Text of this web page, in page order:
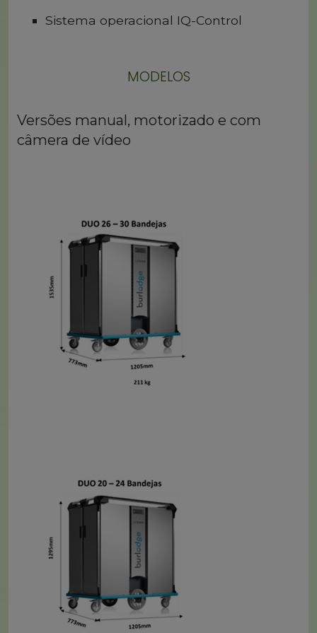
Sistema operacional IQ-Control
MODELOS
Versões manual, motorizado e com
câmera de vídeo